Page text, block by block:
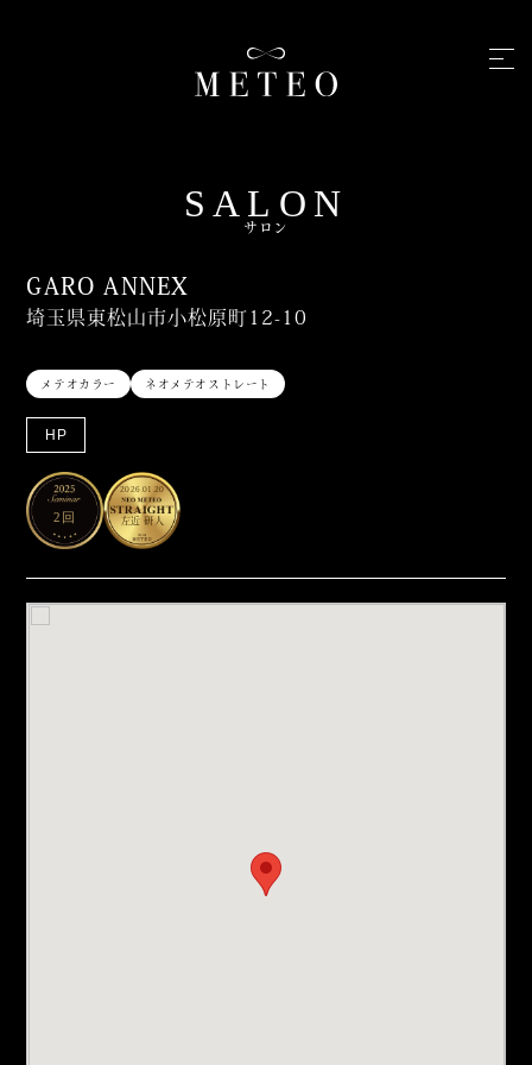
SALON
サロン
GARO ANNEX
埼玉県東松山市小松原町12-10
メテオカラー ネオメテオストレート
HP
2回
2026.01.20
左近 研人